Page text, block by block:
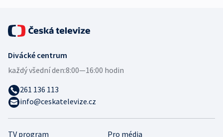
TV program
Pro média
Divácké centrum
každý všední den:8:00—16:00 hodin
261 136 113
info@ceskatelevize.cz